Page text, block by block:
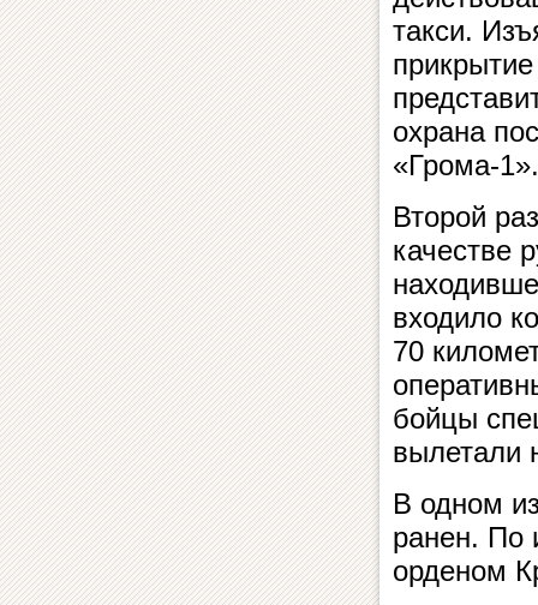
такси.
охрана
«Грома-1».
Второй
качестве
входило
70
бойцы
вылетали
В одном
ранен. По
орденом